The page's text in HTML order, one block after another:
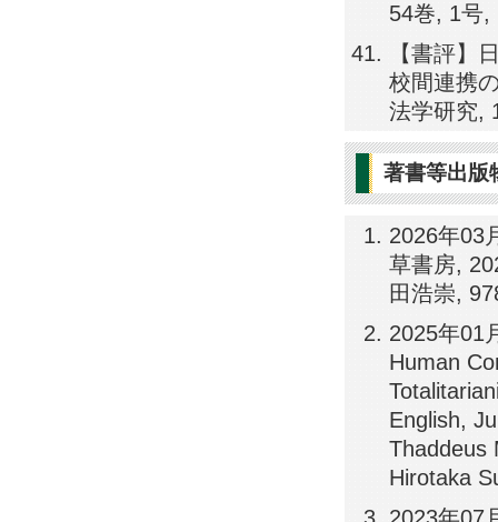
54巻, 1号,
【書評】
校間連携
法学研究,
著書等出版
2026年03
草書房,
田浩崇,
2025年01
Human
English,
Thaddeus
Hirotaka